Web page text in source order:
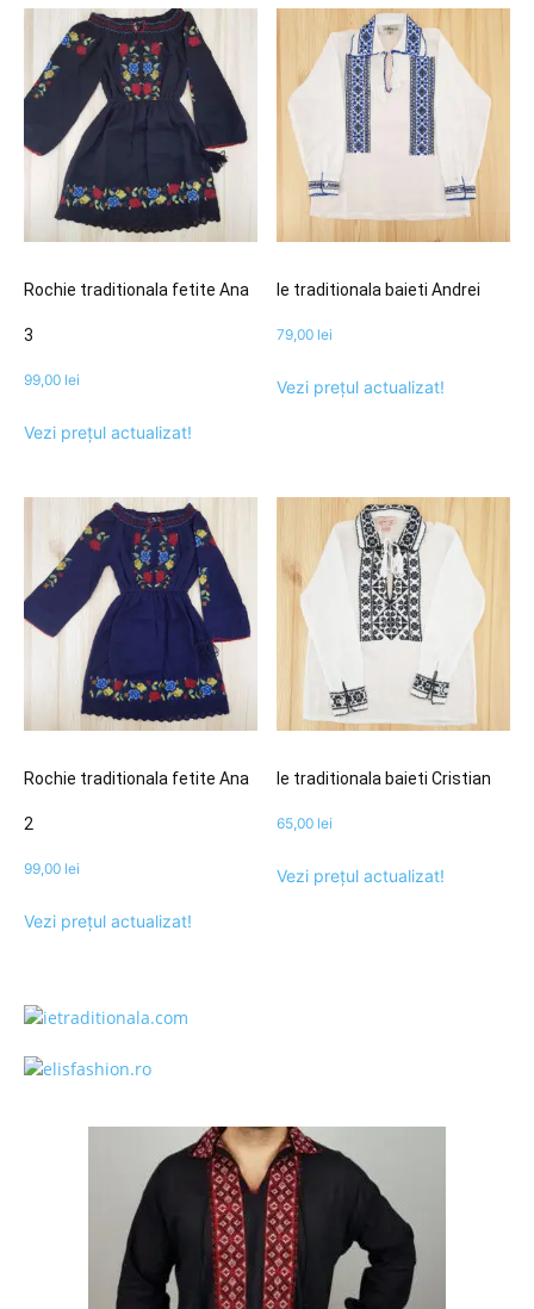
Rochie traditionala fetite Ana
3
99,00 lei
Vezi prețul actualizat!
Ie traditionala baieti Andrei
79,00 lei
Vezi prețul actualizat!
Rochie traditionala fetite Ana
2
99,00 lei
Vezi prețul actualizat!
Ie traditionala baieti Cristian
65,00 lei
Vezi prețul actualizat!